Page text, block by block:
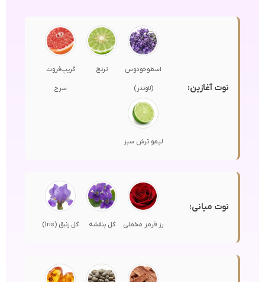
نوت آغازین:
اسطوخودوس
(لاوندر)
ترنج گریپ‌فروت
سرخ
لیمو ترش سبز
نوت میانی:
رز قرمز مخملی گل بنفشه گل زنبق (Iris)